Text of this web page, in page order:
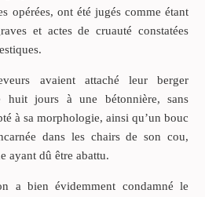
opérées, ont été jugés comme étant
et actes de cruauté constatées
avaient attaché leur berger
huit jours à une bétonnière, sans
à sa morphologie, ainsi qu’un bouc
dans les chairs de son cou,
ayant dû être abattu.
a bien évidemment condamné le